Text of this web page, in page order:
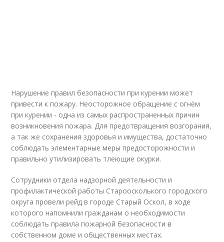
Нарушение правил безопасности при курении может
привести к пожару. Неосторожное обращение с огнём
при курении - одна из самых распространенных причин
возникновения пожара. Для предотвращения возгорания,
а так же сохранения здоровья и имущества, достаточно
соблюдать элементарные меры предосторожности и
правильно утилизировать тлеющие окурки.
Сотрудники отдела надзорной деятельности и
профилактической работы Староосколького городского
округа провели рейд в городе Старый Оскол, в ходе
которого напомнили гражданам о необходимости
соблюдать правила пожарной безопасности в
собственном доме и общественных местах.